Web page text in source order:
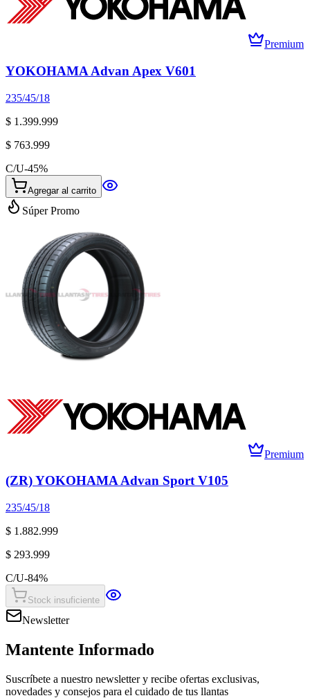
Premium
YOKOHAMA Advan Apex V601
235/45/18
$ 1.399.999
$ 763.999
C/U-45%
Agregar al carrito
Súper Promo
Premium
(ZR) YOKOHAMA Advan Sport V105
235/45/18
$ 1.882.999
$ 293.999
C/U-84%
Stock insuficiente
Newsletter
Mantente Informado
Suscríbete a nuestro newsletter y recibe ofertas exclusivas,
novedades y consejos para el cuidado de tus llantas